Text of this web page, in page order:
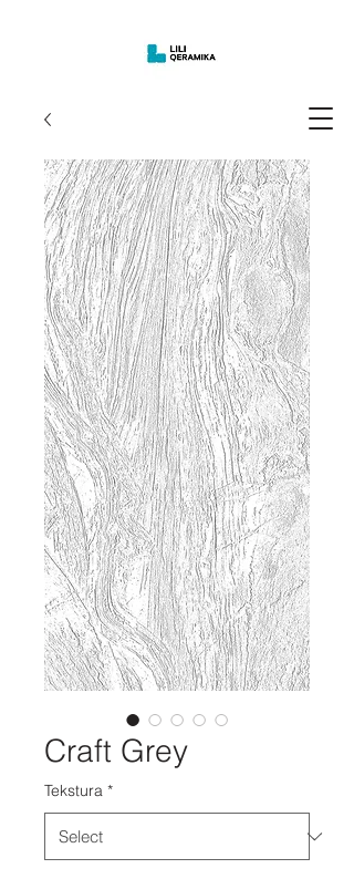
Craft Grey
Tekstura *